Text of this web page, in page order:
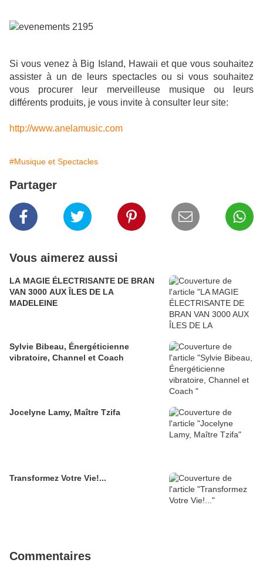
Si vous venez à Big Island, Hawaii et que vous souhaitez
assister à un de leurs spectacles ou si vous souhaitez
vous procurer leur merveilleuse musique ou leurs
différents produits, je vous invite à consulter leur site:
http://www.anelamusic.com
#Musique et Spectacles
Partager
Vous aimerez aussi
LA MAGIE ÉLECTRISANTE DE BRAN
VAN 3000 AUX ÎLES DE LA
MADELEINE
Sylvie Bibeau, Énergéticienne
vibratoire, Channel et Coach
Jocelyne Lamy, Maître Tzifa
Transformez Votre Vie!...
Commentaires